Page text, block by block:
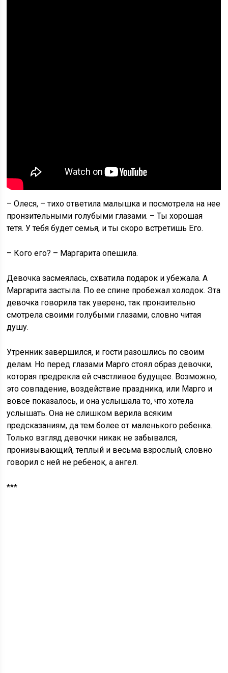
– Олеся, – тихо ответила малышка и посмотрела на нее
пронзительными голубыми глазами. – Ты хорошая
тетя. У тебя будет семья, и ты скоро встретишь Его.
– Кого его? – Маргарита опешила.
Девочка засмеялась, схватила подарок и убежала. А
Маргарита застыла. По ее спине пробежал холодок. Эта
девочка говорила так уверено, так пронзительно
смотрела своими голубыми глазами, словно читая
душу.
Утренник завершился, и гости разошлись по своим
делам. Но перед глазами Марго стоял образ девочки,
которая предрекла ей счастливое будущее. Возможно,
это совпадение, воздействие праздника, или Марго и
вовсе показалось, и она услышала то, что хотела
услышать. Она не слишком верила всяким
предсказаниям, да тем более от маленького ребенка.
Только взгляд девочки никак не забывался,
пронизывающий, теплый и весьма взрослый, словно
говорил с ней не ребенок, а ангел.
***